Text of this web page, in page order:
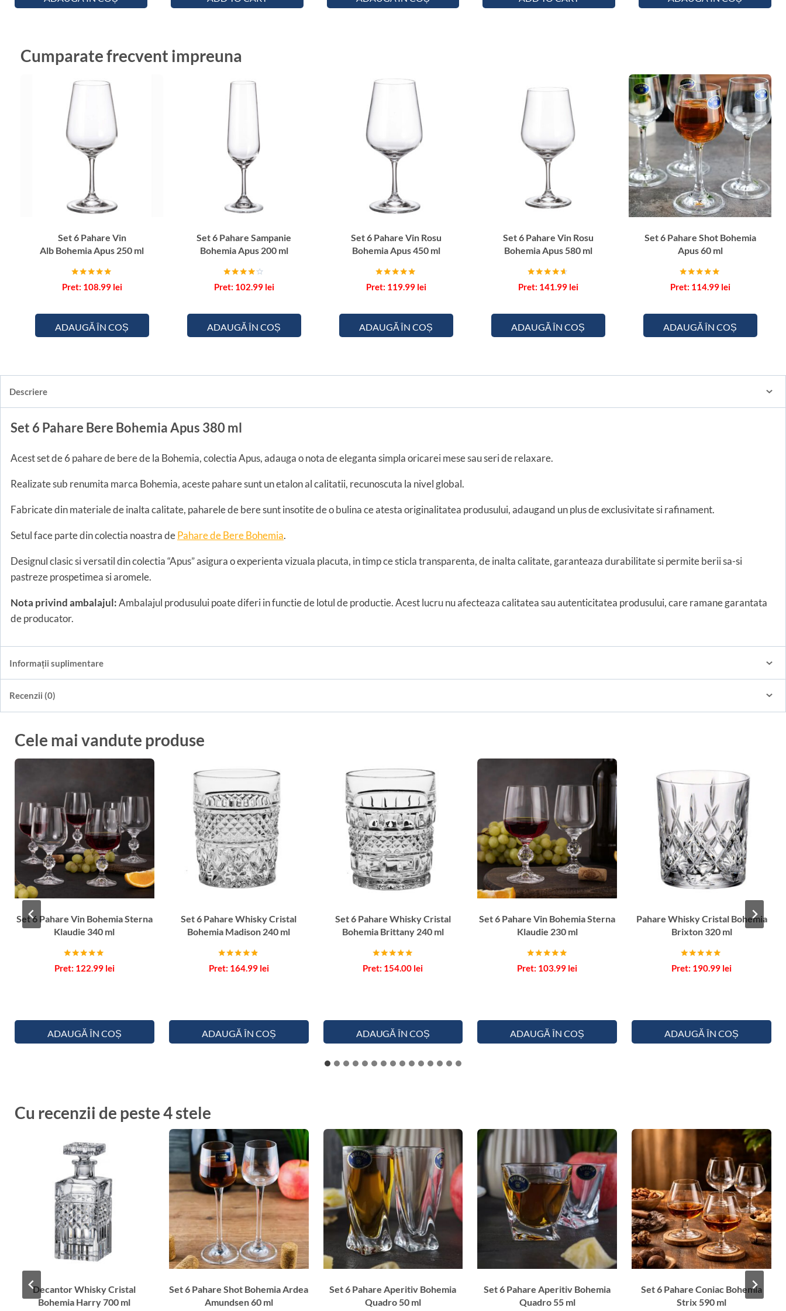
Cumparate frecvent impreuna
Set 6 Pahare Vin
Alb Bohemia Apus 250 ml
Evaluat la
5.00
108.99 lei
ADAUGĂ ÎN COȘ
Set 6 Pahare Sampanie
Bohemia Apus 200 ml
Evaluat
la
102.99 lei
ADAUGĂ ÎN COȘ
Set 6 Pahare Vin Rosu
Bohemia Apus 450 ml
Evaluat la
5.00
119.99 lei
ADAUGĂ ÎN COȘ
Set 6 Pahare Vin Rosu
Bohemia Apus 580 ml
Evaluat la
4.50
141.99 lei
ADAUGĂ ÎN COȘ
Set 6 Pahare Shot Bohemia
Apus 60 ml
Evaluat la
5.00
114.99 lei
ADAUGĂ ÎN COȘ
Descriere
Set 6 Pahare Bere Bohemia Apus 380 ml
Acest set de 6 pahare de bere de la Bohemia, colectia Apus, adauga o nota de eleganta simpla oricarei mese sau seri de relaxare.
Realizate sub renumita marca Bohemia, aceste pahare sunt un etalon al calitatii, recunoscuta la nivel global.
Fabricate din materiale de inalta calitate, paharele de bere sunt insotite de o bulina ce atesta originalitatea produsului, adaugand un plus de exclusivitate si rafinament.
Setul face parte din colectia noastra dePahare de Bere Bohemia.
Designul clasic si versatil din colectia “Apus” asigura o experienta vizuala placuta, in timp ce sticla transparenta, de inalta calitate, garanteaza durabilitate si permite berii sa-si
pastreze prospetimea si aromele.
Nota privind ambalajul:Ambalajul produsului poate diferi in functie de lotul de productie. Acest lucru nu afecteaza calitatea sau autenticitatea produsului, care ramane garantata
de producator.
Informații suplimentare
Recenzii (0)
Cele mai vandute produse
Set 6 Pahare Vin Bohemia Sterna
Klaudie 340 ml
Evaluat la
5.00
122.99 lei
ADAUGĂ ÎN COȘ
Set 6 Pahare Whisky Cristal
Bohemia Madison 240 ml
Evaluat la
4.67
164.99 lei
ADAUGĂ ÎN COȘ
Set 6 Pahare Whisky Cristal
Bohemia Brittany 240 ml
Evaluat la
5.00
154.00 lei
ADAUGĂ ÎN COȘ
Set 6 Pahare Vin Bohemia Sterna
Klaudie 230 ml
Evaluat la
5.00
103.99 lei
ADAUGĂ ÎN COȘ
Pahare Whisky Cristal Bohemia
Brixton 320 ml
Evaluat la
5.00
190.99 lei
ADAUGĂ ÎN COȘ
Cu recenzii de peste 4 stele
Decantor Whisky Cristal
Bohemia Harry 700 ml
Set 6 Pahare Shot Bohemia Ardea
Amundsen 60 ml
Set 6 Pahare Aperitiv Bohemia
Quadro 50 ml
Set 6 Pahare Aperitiv Bohemia
Quadro 55 ml
Set 6 Pahare Coniac Bohemia
Strix 590 ml